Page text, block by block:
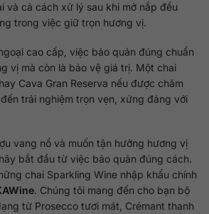
và cả cách xử lý sau khi mở nắp đều
trong việc giữ trọn hương vị.
cao cấp, việc bảo quản đúng chuẩn
vị mà còn là bảo vệ giá trị. Một chai
Cava Gran Reserva nếu được chăm
trải nghiệm trọn vẹn, xứng đáng với
vang nổ và muốn tận hưởng hương vị
bắt đầu từ việc bảo quản đúng cách.
chai Sparkling Wine nhập khẩu chính
. Chúng tôi mang đến cho bạn bộ
từ Prosecco tươi mát, Crémant thanh